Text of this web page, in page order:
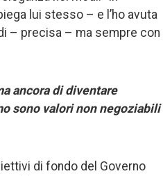
lui stesso – e l’ho avuta
– precisa – ma sempre con
ancora di diventare
sono valori non negoziabili
di fondo del Governo